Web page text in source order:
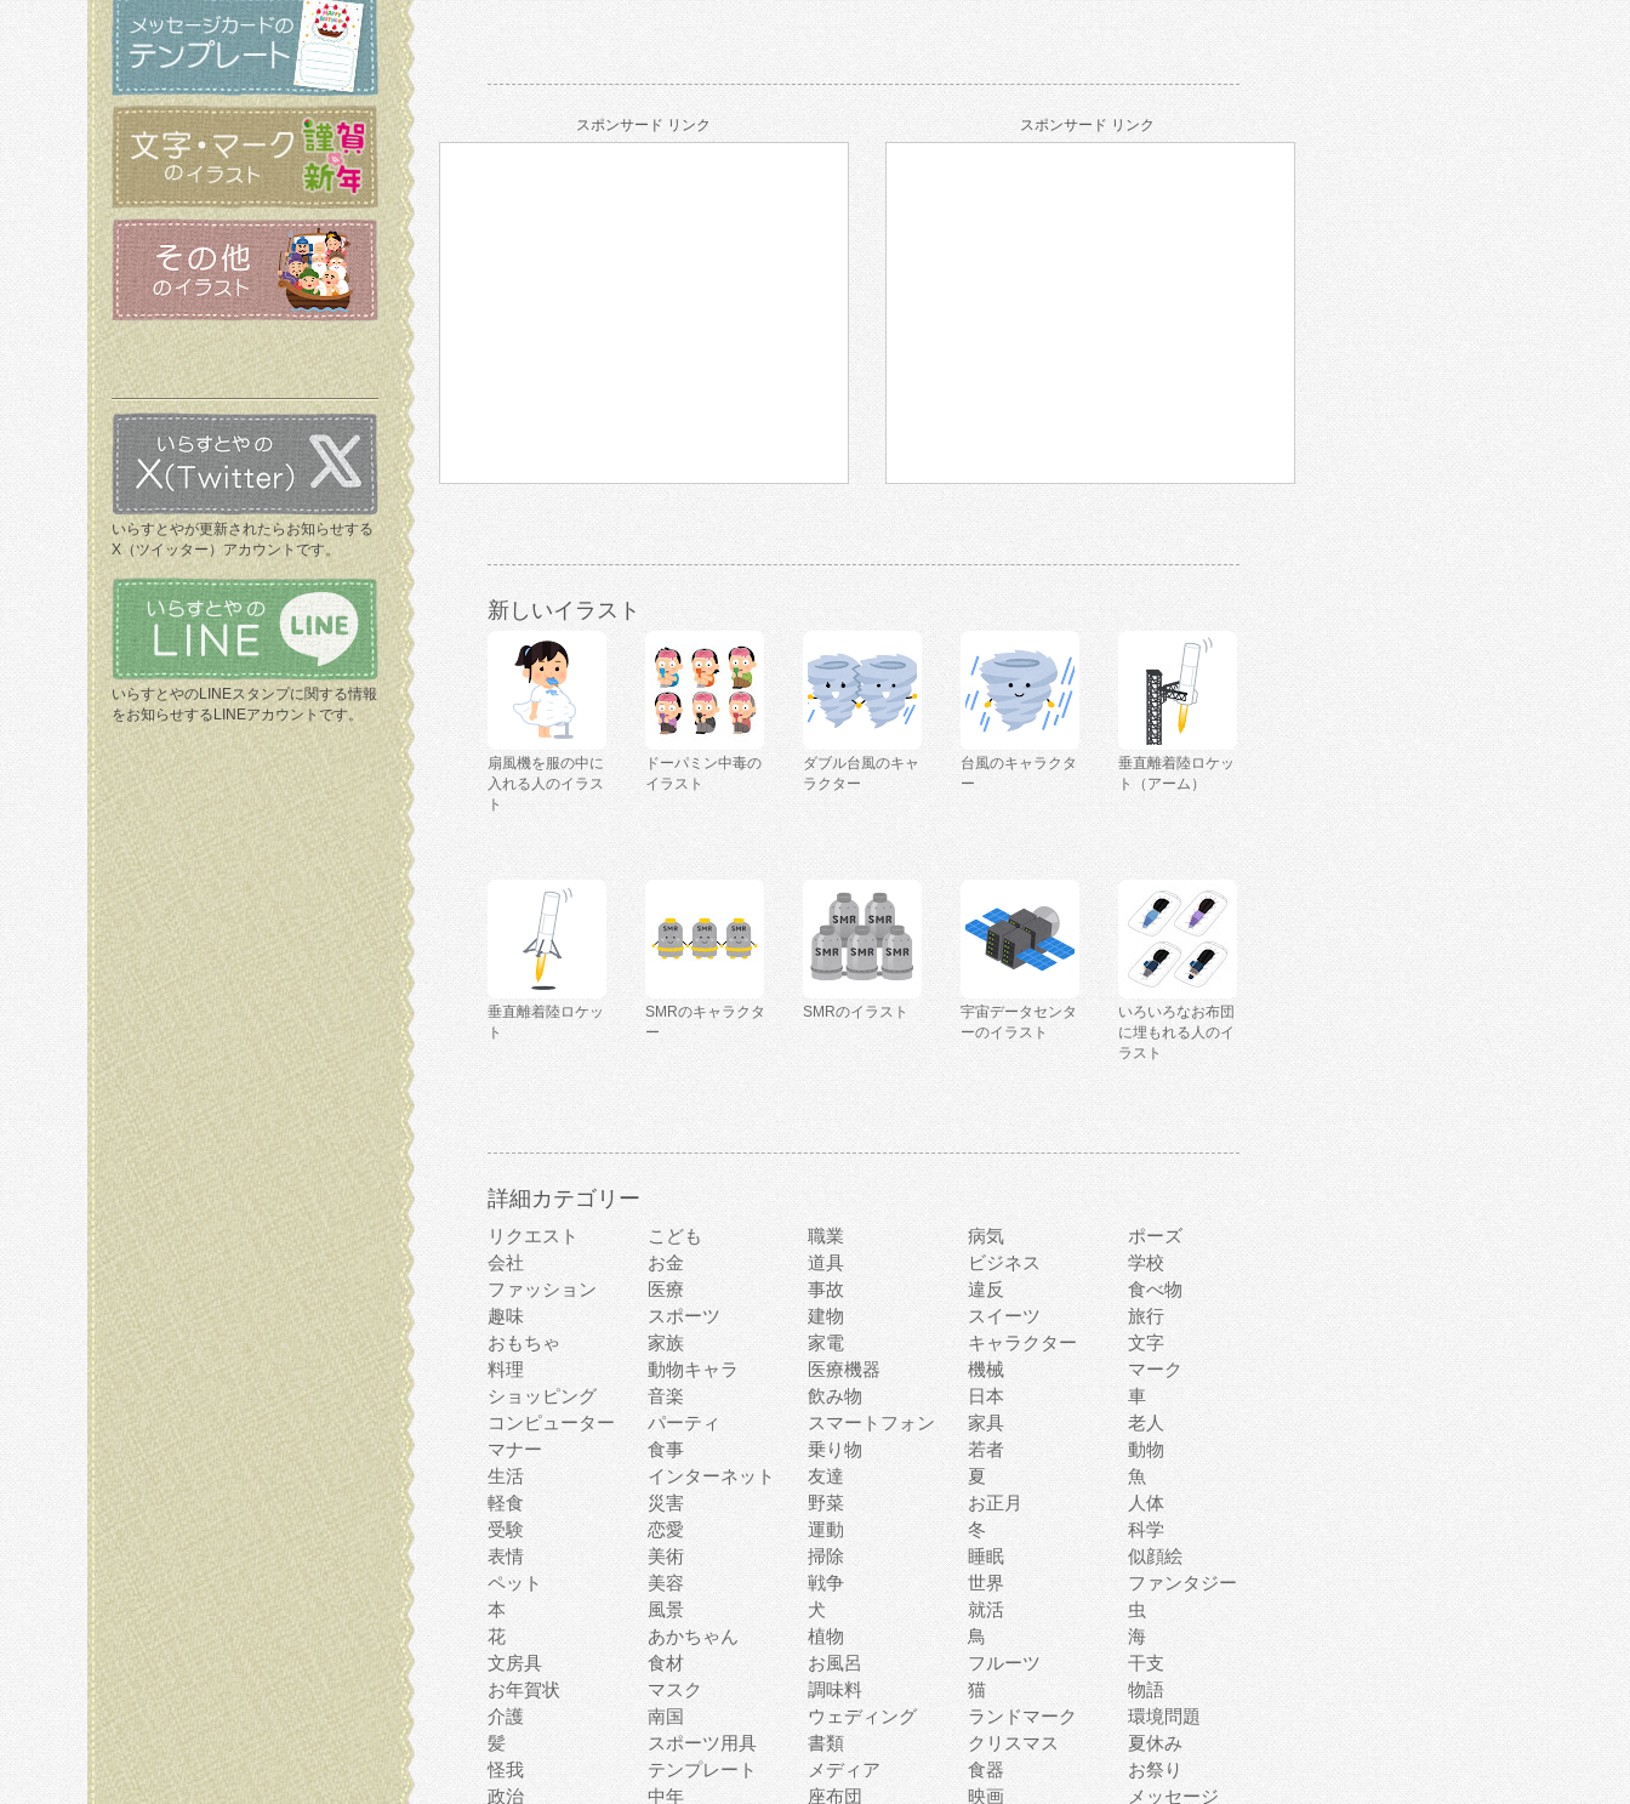
いらすとやが更新されたらお知らせする
X（ツイッター）アカウントです。
いらすとやのLINEスタンプに関する情報
をお知らせするLINEアカウントです。
スポンサード リンク スポンサード リンク
新しいイラスト
扇風機を服の中に
入れる人のイラス
ト
ドーパミン中毒の
イラスト
ダブル台風のキャ
ラクター
台風のキャラクタ
ー
垂直離着陸ロケッ
ト（アーム）
垂直離着陸ロケッ
ト
SMRのキャラクタ
ー
SMRのイラスト
宇宙データセンタ
ーのイラスト
いろいろなお布団
に埋もれる人のイ
ラスト
詳細カテゴリー
リクエスト こども 職業 病気
ポーズ
会社
お金 道具 ビジネス
学校
ファッション
医療 事故 違反
食べ物
趣味
スポーツ 建物 スイーツ
旅行
おもちゃ
家族 家電 キャラクター
文字
料理
動物キャラ 医療機器 機械
マーク
ショッピング
音楽 飲み物 日本
車
コンピューター
パーティ スマートフォン 家具
老人
マナー
食事 乗り物 若者
動物
生活
インターネット 友達 夏
魚
軽食
災害 野菜 お正月
人体
受験
恋愛 運動 冬
科学
表情
美術 掃除 睡眠
似顔絵
ペット
美容 戦争 世界
ファンタジー
本
風景 犬 就活
虫
花
あかちゃん 植物 鳥
海
文房具
食材 お風呂 フルーツ
干支
お年賀状
マスク 調味料 猫
物語
介護
南国 ウェディング ランドマーク
環境問題
髪
スポーツ用具 書類 クリスマス
夏休み
怪我
テンプレート メディア 食器
お祭り
政治
中年 座布団 映画 メッセージ